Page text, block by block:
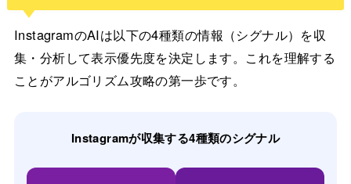
InstagramのAIは以下の4種類の情報（シグナル）を収
集・分析して表示優先度を決定します。これを理解する
ことがアルゴリズム攻略の第一歩です。
Instagramが収集する4種類のシグナル